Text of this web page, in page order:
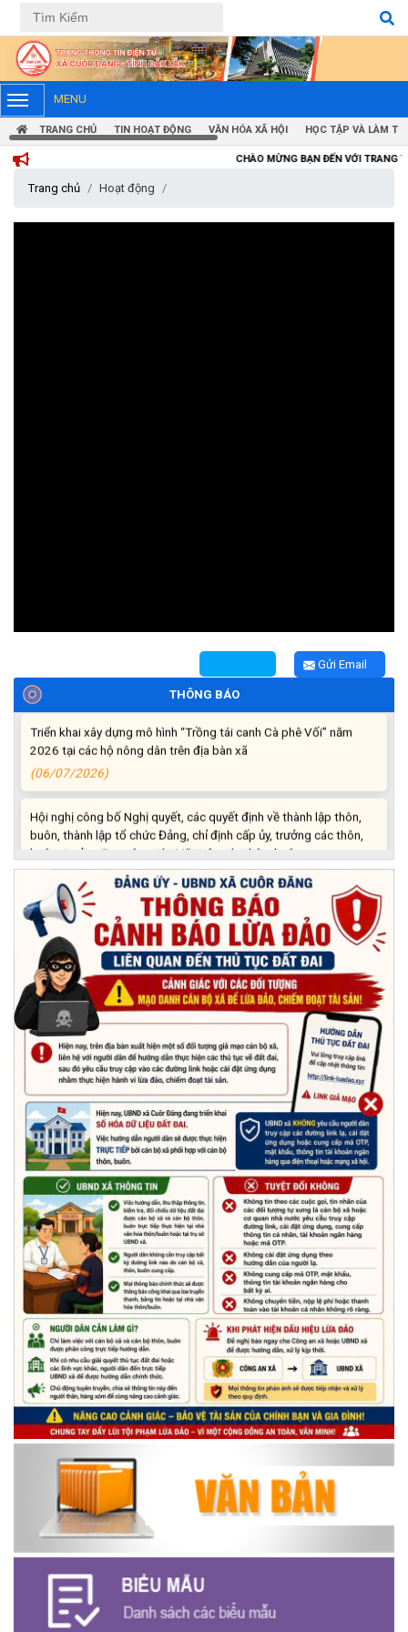
Tiếng Việt Tiếng Anh
MENU
TRANG CHỦ TIN HOẠT ĐỘNG VĂN HÓA XÃ HỘI HỌC TẬP VÀ LÀM
CHÀO MỪNG BẠN ĐẾN VỚI TRANG THÔNG TIN
Trang chủ Hoạt động
Gửi Email
THÔNG BÁO
Thông báo cảnh báo lừa đảo liên quan đến thủ tục đất đai
(24/07/2026)
2026 tại các hộ nông dân trên địa bàn xã
buôn, thành lập tổ chức Đảng, chỉ định cấp ủy, trưởng các thôn,
buôn, trưởng Ban công tác Mặt trận các thôn, buôn
(03/07/2026)
Xã Cuôr Đăng đã tổ chức lễ kỷ niệm 85 năm Ngày truyền thống
Người cao tuổi Việt Nam (06/06/1941-06/06/2026) và tổ
chức mừng thọ, chúc thọ Người cao tuổi trên địa bàn xã.
(05/06/2026)
PHÁT ĐỘNG THAM GIA CUỘC THI “ỨNG DỤNG TRÍ TUỆ NHÂN
TẠO VÀO CUỘC SỐNG – AI FOR LIFE 2026” TRÊN ĐỊA BÀN
TỈNH ĐẮK LẮK
(29/05/2026)
Nhiệt liệt chào mừng Ngày Khoa học, Công nghệ và Đổi mới
sáng tạo Việt Nam 18/5"
(15/05/2026)
Chương trình đối thoại giữa lãnh đạo UBND xã với thanh niên,
thiếu nhi trên địa bàn xã năm 2026
(14/05/2026)
Chương trình kỷ niệm 85 năm ngày thành lập Đội TNTP Hồ Chí
Minh (15/05/1941 – 15/05/2026) và kỷ niệm 136 năm ngày
sinh Chủ tịch Hồ Chí Minh (19/05/1890 – 19/05/2026).
(14/05/2026)
Thông báo tiếp nhận phản ánh, kiến nghị về quy định thủ tục
hành chính
(07/08/2026)
Thông báo về thực hiện Luật tương trợ tư pháp về dân sự và
các văn bản quy định chi tiết, hướng dẫn thi hành
(04/08/2026)
Thông báo cảnh báo lừa đảo liên quan đến thủ tục đất đai
(24/07/2026)
Triển khai xây dựng mô hình “Trồng tái canh Cà phê Vối” năm